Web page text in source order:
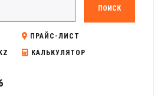
ПОИСК
ПРАЙС-ЛИСТ
КАЛЬКУЛЯТОР